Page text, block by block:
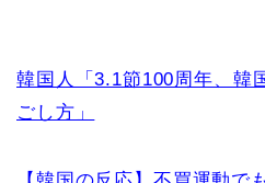
韓国人「3.1節100周年、韓
ごし方」